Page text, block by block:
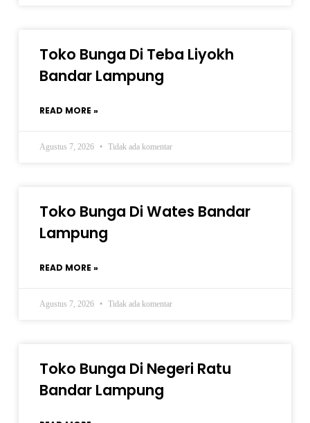
Toko Bunga Di Teba Liyokh
Bandar Lampung
READ MORE »
Agustus 7, 2026 Tidak ada komentar
Toko Bunga Di Wates Bandar
Lampung
READ MORE »
Agustus 7, 2026 Tidak ada komentar
Toko Bunga Di Negeri Ratu
Bandar Lampung